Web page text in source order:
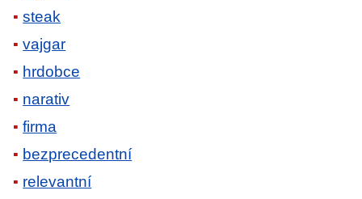
steak
vajgar
hrdobce
narativ
firma
bezprecedentní
relevantní